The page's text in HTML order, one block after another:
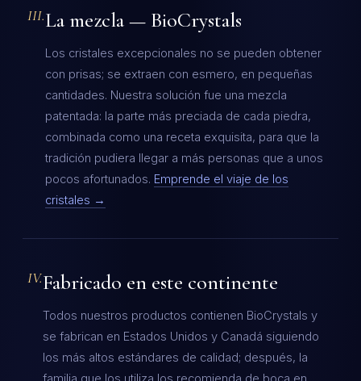
III.La mezcla — BioCrystals
Los cristales excepcionales no se pueden obtener
con prisas; se extraen con esmero, en pequeñas
cantidades. Nuestra solución fue una mezcla
patentada: la parte más preciada de cada piedra,
combinada como una receta exquisita, para que la
tradición pudiera llegar a más personas que a unos
pocos afortunados. Emprende el viaje de los
cristales →
IV.Fabricado en este continente
Todos nuestros productos contienen BioCrystals y
se fabrican en Estados Unidos y Canadá siguiendo
los más altos estándares de calidad; después, la